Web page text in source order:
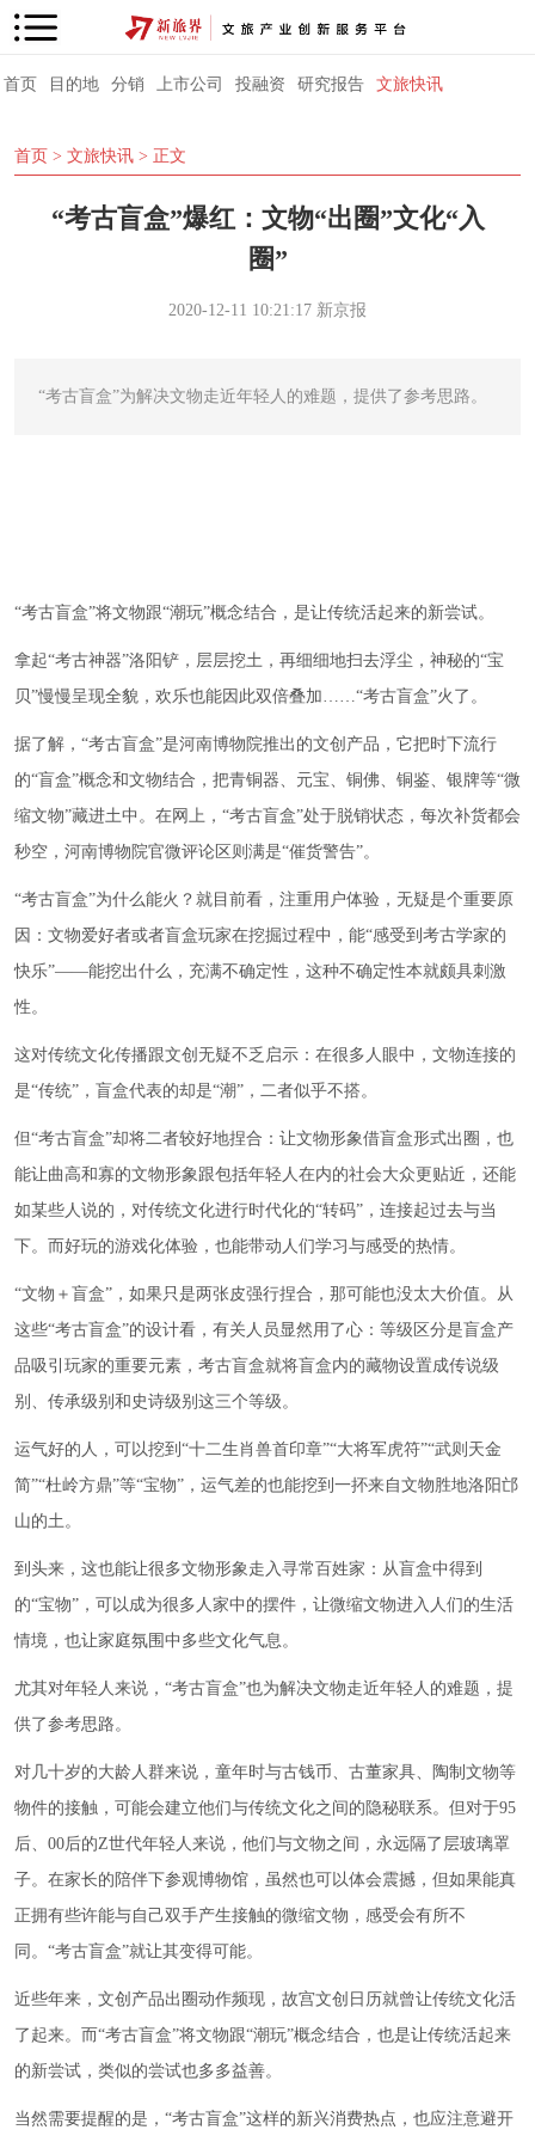
首页 目的地 分销 上市公司 投融资 研究报告 文旅快讯
首页 > 文旅快讯 > 正文
“考古盲盒”爆红：文物“出圈”文化“入
圈”
2020-12-11 10:21:17 新京报
“考古盲盒”为解决文物走近年轻人的难题，提供了参考思路。
“考古盲盒”将文物跟“潮玩”概念结合，是让传统活起来的新尝试。
拿起“考古神器”洛阳铲，层层挖土，再细细地扫去浮尘，神秘的“宝
贝”慢慢呈现全貌，欢乐也能因此双倍叠加……“考古盲盒”火了。
据了解，“考古盲盒”是河南博物院推出的文创产品，它把时下流行
的“盲盒”概念和文物结合，把青铜器、元宝、铜佛、铜鉴、银牌等“微
缩文物”藏进土中。在网上，“考古盲盒”处于脱销状态，每次补货都会
秒空，河南博物院官微评论区则满是“催货警告”。
“考古盲盒”为什么能火？就目前看，注重用户体验，无疑是个重要原
因：文物爱好者或者盲盒玩家在挖掘过程中，能“感受到考古学家的
快乐”——能挖出什么，充满不确定性，这种不确定性本就颇具刺激
性。
这对传统文化传播跟文创无疑不乏启示：在很多人眼中，文物连接的
是“传统”，盲盒代表的却是“潮”，二者似乎不搭。
但“考古盲盒”却将二者较好地捏合：让文物形象借盲盒形式出圈，也
能让曲高和寡的文物形象跟包括年轻人在内的社会大众更贴近，还能
如某些人说的，对传统文化进行时代化的“转码”，连接起过去与当
下。而好玩的游戏化体验，也能带动人们学习与感受的热情。
“文物＋盲盒”，如果只是两张皮强行捏合，那可能也没太大价值。从
这些“考古盲盒”的设计看，有关人员显然用了心：等级区分是盲盒产
品吸引玩家的重要元素，考古盲盒就将盲盒内的藏物设置成传说级
别、传承级别和史诗级别这三个等级。
运气好的人，可以挖到“十二生肖兽首印章”“大将军虎符”“武则天金
简”“杜岭方鼎”等“宝物”，运气差的也能挖到一抔来自文物胜地洛阳邙
山的土。
到头来，这也能让很多文物形象走入寻常百姓家：从盲盒中得到
的“宝物”，可以成为很多人家中的摆件，让微缩文物进入人们的生活
情境，也让家庭氛围中多些文化气息。
尤其对年轻人来说，“考古盲盒”也为解决文物走近年轻人的难题，提
供了参考思路。
对几十岁的大龄人群来说，童年时与古钱币、古董家具、陶制文物等
物件的接触，可能会建立他们与传统文化之间的隐秘联系。但对于95
后、00后的Z世代年轻人来说，他们与文物之间，永远隔了层玻璃罩
子。在家长的陪伴下参观博物馆，虽然也可以体会震撼，但如果能真
正拥有些许能与自己双手产生接触的微缩文物，感受会有所不
同。“考古盲盒”就让其变得可能。
近些年来，文创产品出圈动作频现，故宫文创日历就曾让传统文化活
了起来。而“考古盲盒”将文物跟“潮玩”概念结合，也是让传统活起来
的新尝试，类似的尝试也多多益善。
当然需要提醒的是，“考古盲盒”这样的新兴消费热点，也应注意避开